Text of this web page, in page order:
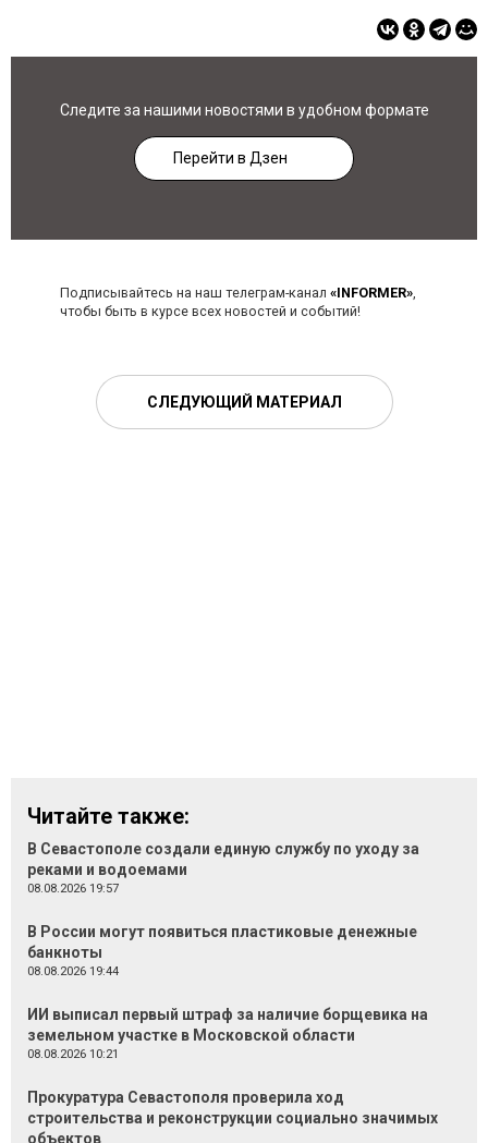
Следите за нашими новостями в удобном формате
Перейти в Дзен
Подписывайтесь на наш телеграм-канал «INFORMER»,
чтобы быть в курсе всех новостей и событий!
СЛЕДУЮЩИЙ МАТЕРИАЛ
Читайте также:
В Севастополе создали единую службу по уходу за
реками и водоемами
08.08.2026 19:57
В России могут появиться пластиковые денежные
банкноты
08.08.2026 19:44
ИИ выписал первый штраф за наличие борщевика на
земельном участке в Московской области
08.08.2026 10:21
Прокуратура Севастополя проверила ход
строительства и реконструкции социально значимых
объектов